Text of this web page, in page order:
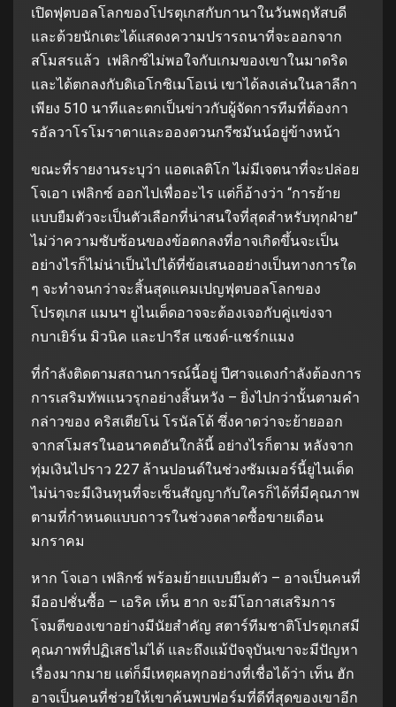
เปิดฟุตบอลโลกของโปรตุเกสกับกานาในวันพฤหัสบดี
และด้วยนักเตะได้แสดงความปรารถนาที่จะออกจาก
สโมสรแล้ว เฟลิกซ์ไม่พอใจกับเกมของเขาในมาดริด
และได้ตกลงกับดิเอโกซิเมโอเน่ เขาได้ลงเล่นในลาลีกา
เพียง 510 นาทีและตกเป็นข่าวกับผู้จัดการทีมที่ต้องกา
รอัลวาโรโมราตาและอองตวนกรีซมันน์อยู่ข้างหน้า
ขณะที่รายงานระบุว่า แอตเลติโก ไม่มีเจตนาที่จะปล่อย
โจเอา เฟลิกซ์ ออกไปเพื่ออะไร แต่ก็อ้างว่า “การย้าย
แบบยืมตัวจะเป็นตัวเลือกที่น่าสนใจที่สุดสําหรับทุกฝ่าย”
ไม่ว่าความซับซ้อนของข้อตกลงที่อาจเกิดขึ้นจะเป็น
อย่างไรก็ไม่น่าเป็นไปได้ที่ข้อเสนออย่างเป็นทางการใด
ๆ จะทําจนกว่าจะสิ้นสุดแคมเปญฟุตบอลโลกของ
โปรตุเกส แมนฯ ยูไนเต็ดอาจจะต้องเจอกับคู่แข่งจา
กบาเยิร์น มิวนิค และปารีส แซงต์-แชร์กแมง
ที่กําลังติดตามสถานการณ์นี้อยู่ ปีศาจแดงกําลังต้องการ
การเสริมทัพแนวรุกอย่างสิ้นหวัง – ยิ่งไปกว่านั้นตามคํา
กล่าวของ คริสเตียโน่ โรนัลโด้ ซึ่งคาดว่าจะย้ายออก
จากสโมสรในอนาคตอันใกล้นี้ อย่างไรก็ตาม หลังจาก
ทุ่มเงินไปราว 227 ล้านปอนด์ในช่วงซัมเมอร์นี้ยูไนเต็ด
ไม่น่าจะมีเงินทุนที่จะเซ็นสัญญากับใครก็ได้ที่มีคุณภาพ
ตามที่กําหนดแบบถาวรในช่วงตลาดซื้อขายเดือน
มกราคม
หาก โจเอา เฟลิกซ์ พร้อมย้ายแบบยืมตัว – อาจเป็นคนที่
มีออปชั่นซื้อ – เอริค เท็น ฮาก จะมีโอกาสเสริมการ
โจมตีของเขาอย่างมีนัยสําคัญ สตาร์ทีมชาติโปรตุเกสมี
คุณภาพที่ปฏิเสธไม่ได้ และถึงแม้ปัจจุบันเขาจะมีปัญหา
เรื่องมากมาย แต่ก็มีเหตุผลทุกอย่างที่เชื่อได้ว่า เท็น ฮัก
อาจเป็นคนที่ช่วยให้เขาค้นพบฟอร์มที่ดีที่สุดของเขาอีก